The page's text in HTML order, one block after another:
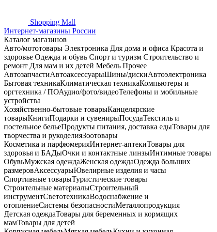
Shopping Mall
Интернет-магазины России
Каталог магазинов
Авто/мототовары Электроника Для дома и офиса Красота и
здоровье Одежда и обувь Спорт и туризм Строительство и
ремонт Для мам и их детей Мебель Прочее
АвтозапчастиАвтоаксессуарыШины/дискиАвтоэлектроника
Бытовая техникаКлиматическая техникаКомпьютеры и
оргтехника / ПОАудио/фото/видеоТелефоны и мобильные
устройства
Хозяйственно-бытовые товарыКанцелярские
товарыКнигиПодарки и сувенирыПосудаТекстиль и
постельное бельеПродукты питания, доставка едыТовары для
творчества и рукоделияЗоотовары
Косметика и парфюмерияИнтернет-аптекиТовары для
здоровья и БАДыОчки и контактные линзыИнтимные товары
ОбувьМужская одеждаЖенская одеждаОдежда больших
размеровАксессуарыЮвелирные изделия и часы
Спортивные товарыТуристические товары
Строительные материалыСтроительный
инструментСветотехникаВодоснабжение и
отоплениеСистемы безопасностиМеталлопродукция
Детская одеждаТовары для беременных и кормящих
мамТовары для детей